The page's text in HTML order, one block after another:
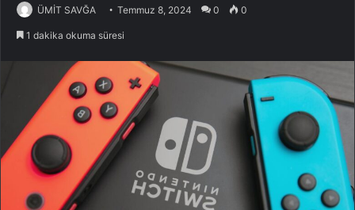
ÜMİT SAVĞA Temmuz 8, 2024 0 0
1 dakika okuma süresi